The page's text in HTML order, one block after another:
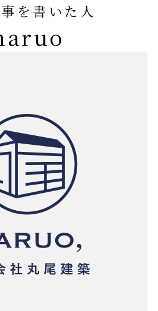
を書いた人